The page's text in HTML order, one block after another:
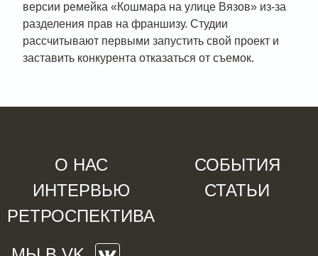
версии ремейка «Кошмара на улице Вязов» из-за
разделения прав на франшизу. Студии
рассчитывают первыми запустить свой проект и
заставить конкурента отказаться от съемок.
О НАС
СОБЫТИЯ
ИНТЕРВЬЮ
СТАТЬИ
РЕТРОСПЕКТИВА